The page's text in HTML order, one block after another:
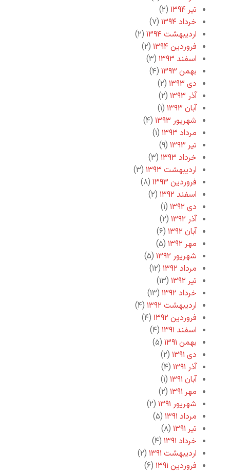
تیر ۱۳۹۴
(۲)
خرداد ۱۳۹۴
(۷)
اردیبهشت ۱۳۹۴
(۲)
فروردین ۱۳۹۴
(۲)
اسفند ۱۳۹۳
(۳)
بهمن ۱۳۹۳
(۴)
دی ۱۳۹۳
(۲)
آذر ۱۳۹۳
(۲)
آبان ۱۳۹۳
(۱)
شهریور ۱۳۹۳
(۴)
مرداد ۱۳۹۳
(۱)
تیر ۱۳۹۳
(۹)
خرداد ۱۳۹۳
(۳)
اردیبهشت ۱۳۹۳
(۳)
فروردین ۱۳۹۳
(۸)
اسفند ۱۳۹۲
(۲)
دی ۱۳۹۲
(۱)
آذر ۱۳۹۲
(۲)
آبان ۱۳۹۲
(۶)
مهر ۱۳۹۲
(۵)
شهریور ۱۳۹۲
(۵)
مرداد ۱۳۹۲
(۱۲)
تیر ۱۳۹۲
(۱۳)
خرداد ۱۳۹۲
(۱۳)
اردیبهشت ۱۳۹۲
(۴)
فروردین ۱۳۹۲
(۴)
اسفند ۱۳۹۱
(۴)
بهمن ۱۳۹۱
(۵)
دی ۱۳۹۱
(۲)
آذر ۱۳۹۱
(۴)
آبان ۱۳۹۱
(۱)
مهر ۱۳۹۱
(۲)
شهریور ۱۳۹۱
(۲)
مرداد ۱۳۹۱
(۵)
تیر ۱۳۹۱
(۸)
خرداد ۱۳۹۱
(۴)
اردیبهشت ۱۳۹۱
(۲)
فروردین ۱۳۹۱
(۶)